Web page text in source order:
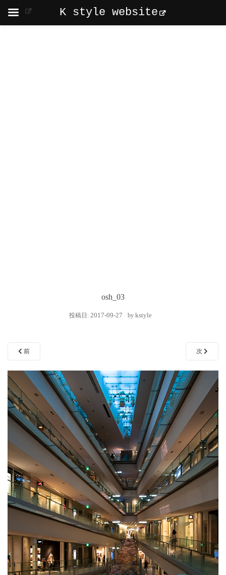
osh_03
投稿日: 2017-09-27 by kstyle
前 次
K style website